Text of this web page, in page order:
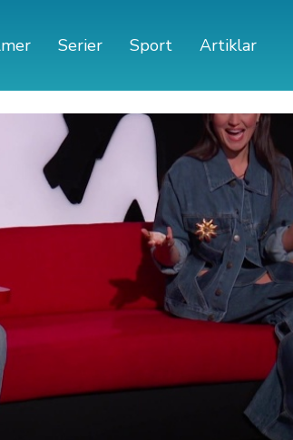
Serier Sport Artiklar